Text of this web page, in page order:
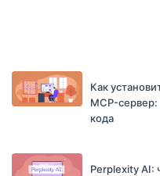
Как
MCP-
кода
Perplexity AI: